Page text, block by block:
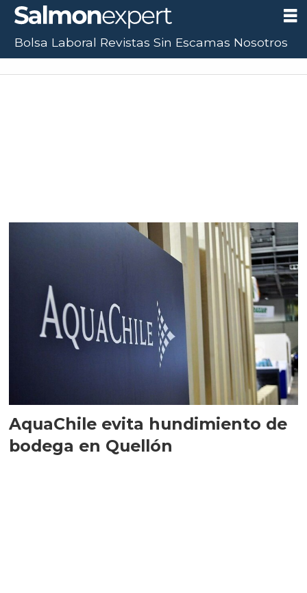
Tag:
AquaChile evita hundimiento de
bodega en Quellón
Bolsa Laboral Revistas Sin Escamas Nosotros